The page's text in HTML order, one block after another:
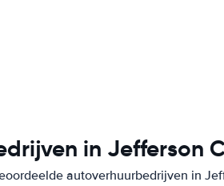
in Jefferson
autoverhuurbedrijven in